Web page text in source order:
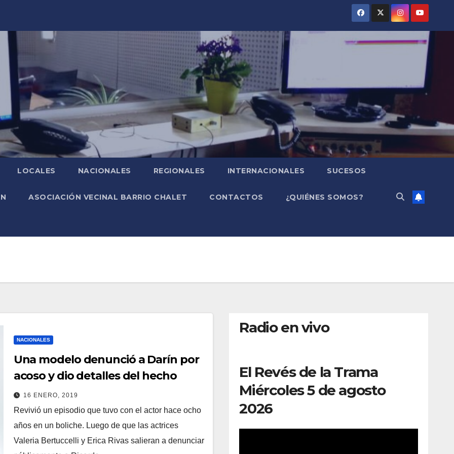
LOCALES NACIONALES REGIONALES INTERNACIONALES SUCESOS
ASOCIACIÓN VECINAL BARRIO CHALET CONTACTOS ¿QUIÉNES SOMOS?
NACIONALES
Una modelo denunció a Darín por
acoso y dio detalles del hecho
16 ENERO, 2019
Revivió un episodio que tuvo con el actor hace ocho
años en un boliche. Luego de que las actrices
Valeria Bertuccelli y Erica Rivas salieran a denunciar
Radio en vivo
El Revés de la Trama
Miércoles 5 de agosto
2026